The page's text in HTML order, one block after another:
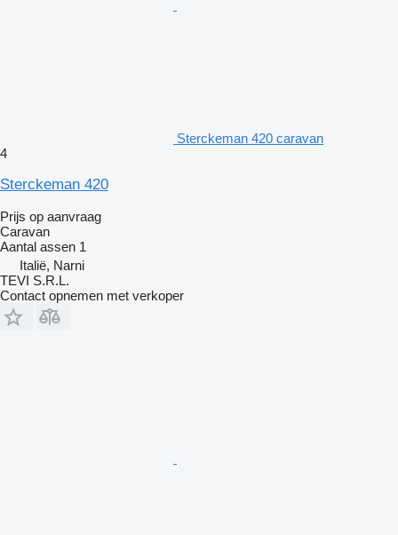
Sterckeman 420 caravan
4
Sterckeman 420
Prijs op aanvraag
Caravan
Aantal assen 1
Italië, Narni
TEVI S.R.L.
Contact opnemen met verkoper